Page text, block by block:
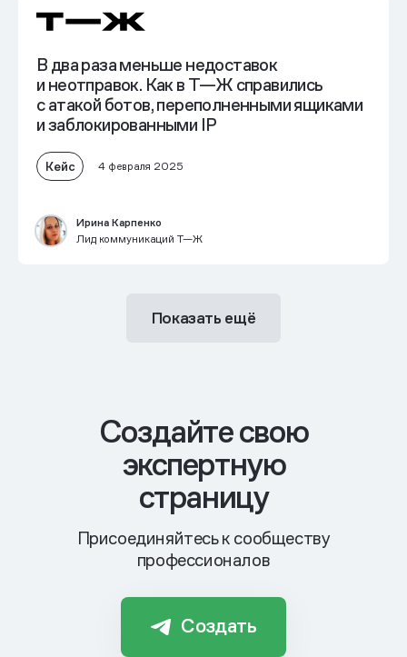
В два разаменьше недоставок
и неотправок. Как в Т—Ж справились
с атакой ботов, переполненными ящиками
и заблокированными IP
Кейс 4 февраля 2025
Ирина Карпенко
Лид коммуникаций Т—Ж
Показать ещё
Cоздайте свою
экспертную
страницу
Присоединяйтесь к сообществу
профессионалов
Создать